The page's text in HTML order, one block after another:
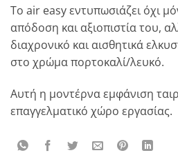
Το air easy εντυπωσιάζει όχι
απόδοση και αξιοπιστία του,
διαχρονικό και αισθητικά
στο χρώμα πορτοκαλί/λευκό.
Αυτή η μοντέρνα εμφάνιση
επαγγελματικό χώρο εργασίας.